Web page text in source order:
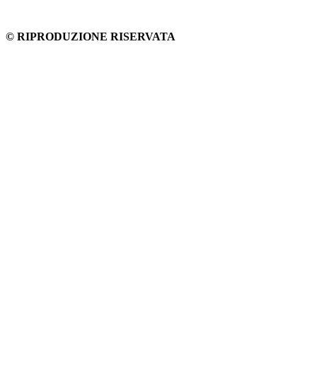
© RIPRODUZIONE RISERVATA